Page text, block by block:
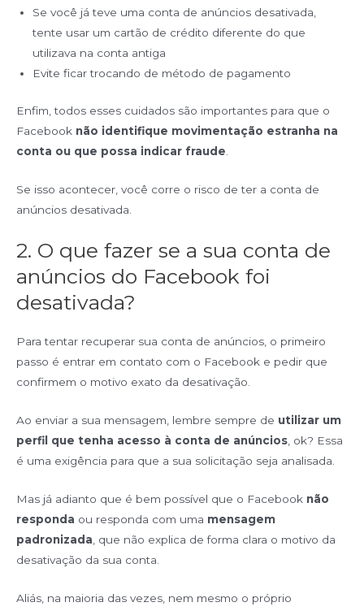
Se você já teve uma conta de anúncios desativada,
tente usar um cartão de crédito diferente do que
utilizava na conta antiga
Evite ficar trocando de método de pagamento
Enfim, todos esses cuidados são importantes para que o
Facebook não identifique movimentação estranha na
conta ou que possa indicar fraude
Se isso acontecer, você corre o risco de ter a conta de
anúncios desativada.
2. O que fazer se a sua conta de
anúncios do Facebook foi
desativada?
Para tentar recuperar sua conta de anúncios, o primeiro
passo é entrar em contato com o Facebook e pedir que
confirmem o motivo exato da desativação.
Ao enviar a sua mensagem, lembre sempre de utilizar um
perfil que tenha acesso à conta de anúncios, ok? Essa
é uma exigência para que a sua solicitação seja analisada.
Mas já adianto que é bem possível que o Facebook não
responda ou responda com uma mensagem
padronizada , que não explica de forma clara o motivo da
desativação da sua conta.
Aliás, na maioria das vezes, nem mesmo o próprio